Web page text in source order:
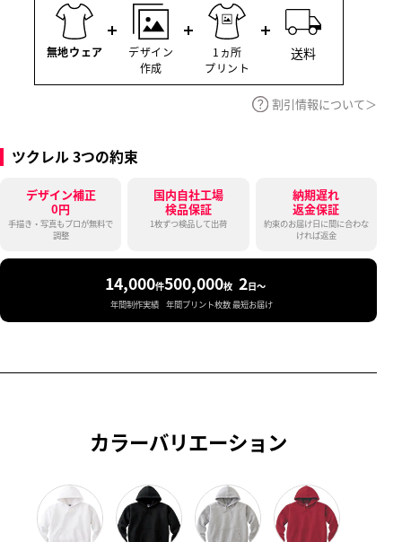
割引情報について
ツクレル 3つの約束
デザイン補正
0円
手描き・写真もプロが無料で
調整
国内自社工場
検品保証
1枚ずつ検品して出荷
納期遅れ
返金保証
約束のお届け日に間に合わな
ければ返金
14,000件
年間制作実績
500,000枚
年間プリント枚数
2日〜
最短お届け
カラーバリエーション